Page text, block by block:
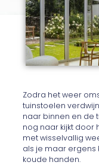
Zodra het weer
tuinstoelen
naar binnen en de
nog naar kijkt door
met wisselvallig
als je maar ergens
koude handen.